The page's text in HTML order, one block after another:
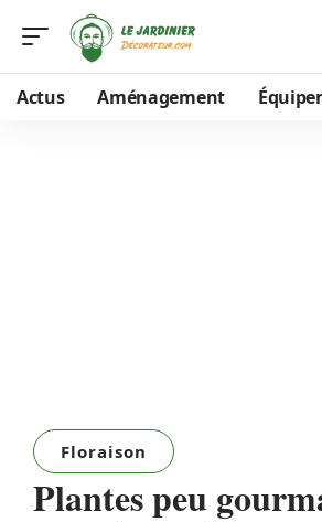
Actus Aménagement
Floraison
Plantes peu